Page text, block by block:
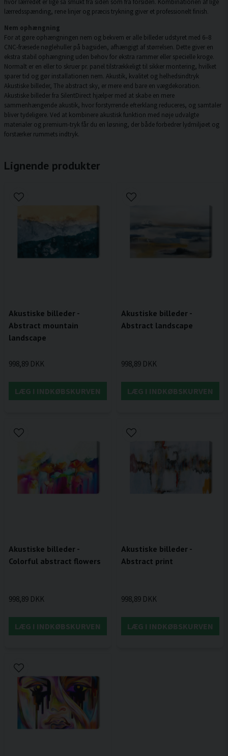
lærredsspænding, rene linjer og præcis trykning giver et professionelt finish.
Nem ophængning
For at gøre ophængningen nem og bekvem er alle billeder udstyret med 6–8
CNC-fræsede nøglehuller på bagsiden, afhængigt af størrelsen. Dette giver en
ekstra stabil ophængning uden behov for ekstra rammer eller specielle kroge.
Normalt er en eller to skruer pr. panel tilstrækkeligt til sikker montering, hvilket
sparer tid og gør installationen nem. Akustik, kvalitet og helhedsindtryk
Akustiske billeder, The abstract sky, er mere end bare en vægdekoration.
Akustiske billeder fra SilentDirect hjælper med at skabe en mere
sammenhængende akustik, hvor forstyrrende efterklang reduceres, og samtaler
bliver tydeligere. Ved at kombinere akustisk funktion med nøje udvalgte
materialer og premium-tryk får du en løsning, der både forbedrer lydmiljøet og
forstærker rummets indtryk.
Lignende produkter
Akustiske billeder -
Abstract mountain
landscape
998,89 DKK
LÆG I INDKØBSKURVEN
Akustiske billeder -
Abstract landscape
998,89 DKK
LÆG I INDKØBSKURVEN
Akustiske billeder -
Colorful abstract flowers
998,89 DKK
LÆG I INDKØBSKURVEN
Akustiske billeder -
Abstract print
998,89 DKK
LÆG I INDKØBSKURVEN